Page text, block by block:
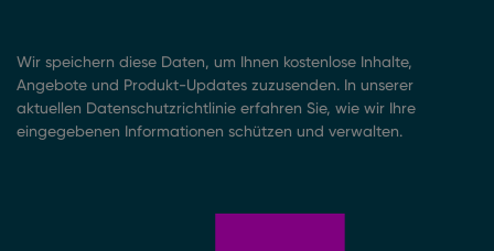
Wir speichern diese Daten, um Ihnen kostenlose Inhalte,
Angebote und Produkt-Updates zuzusenden. In unserer
aktuellen Datenschutzrichtlinie erfahren Sie, wie wir Ihre
eingegebenen Informationen schützen und verwalten.